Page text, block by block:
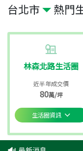
台北市 熱門
林森北路生活圈
近半年成交價
80萬/坪
生活圈資訊